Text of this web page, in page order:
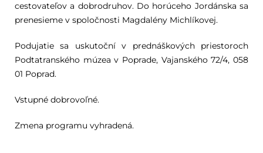
cestovateľov a dobrodruhov. Do horúceho Jordánska sa
prenesieme v spoločnosti Magdalény Michlíkovej.
Podujatie sa uskutoční v prednáškových priestoroch
Podtatranského múzea v Poprade, Vajanského 72/4, 058
01 Poprad.
Vstupné dobrovoľné.
Zmena programu vyhradená.